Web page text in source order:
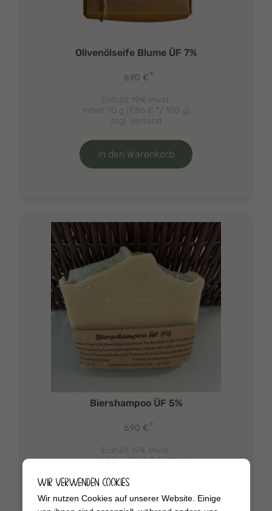
Olivenölseife Blume ÜF 7%
6,90 €*
Enthält 19% Mwst.
Inhalt 70 g (9,86 € */ 100 g)
zzgl. Versand
In den Warenkorb
Biershampoo ÜF 5%
6,90 €*
Enthält 19% Mwst.
Inhalt 80 g (8,63€*/ 100 g)
In den Warenkorb
WIR VERWENDEN COOKIES
Wir nutzen Cookies auf unserer Website. Einige